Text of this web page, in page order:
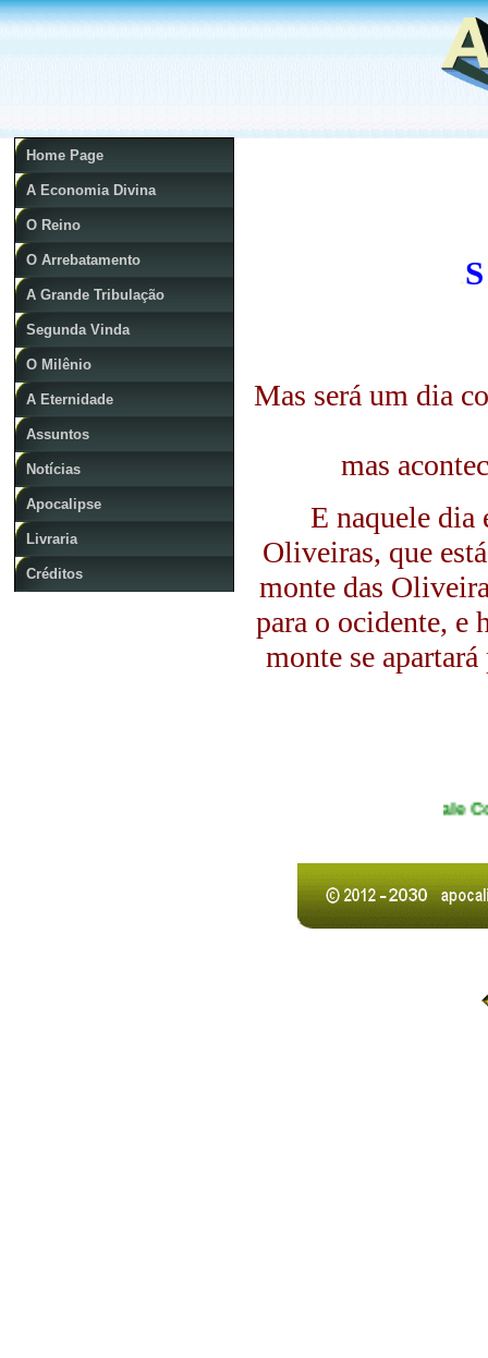
Home Page
A Economia Divina
O Reino
O Arrebatamento
A Grande Tribulação
Segunda Vinda
O Milênio
A Eternidade
Assuntos
Notícias
Apocalipse
Livraria
Créditos
.S
Mas será um dia
mas
E naquele dia
Oliveiras, que
monte das
para o ocidente, e
monte se
Fale